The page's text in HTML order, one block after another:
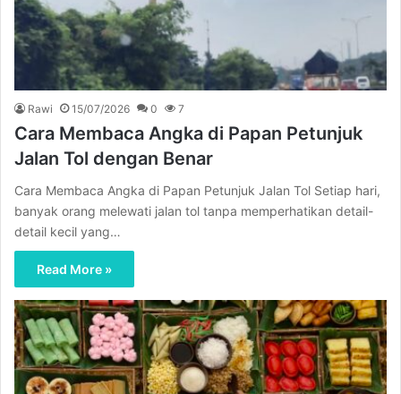
Rawi 15/07/2026 0 7
Cara Membaca Angka di Papan Petunjuk
Jalan Tol dengan Benar
Cara Membaca Angka di Papan Petunjuk Jalan Tol Setiap hari,
banyak orang melewati jalan tol tanpa memperhatikan detail-
detail kecil yang…
Read More »